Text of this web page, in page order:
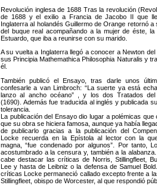
Revolución inglesa de 1688 Tras la revolución
de 1688 y el exilio a Francia de Jacobo II que
Inglaterra al holandés Guillermo de Orange retornó
del buque real acompañando a la mujer de éste, la
Estuardo, que iba a reunirse con su marido.
A su vuelta a Inglaterra llegó a conocer a Newton
sus Principia Mathemathica Philosophia Naturalis y
él.
También publicó el Ensayo, tras darle unos
confesarle a van Limbroch: “La suerte ya está
lanzo al ancho océano” , y los dos Tratados del
(1690). Además fue traducida al inglés y publicada
tolerancia.
La publicación del Ensayo dio lugar a polémicas que
que su obra se hiciera famosa, aunque ya había
de publicarlo gracias a la publicación del
Locke recuerda en la Epístola al lector con la
magna, “fue condenado por algunos”. Por tanto,
acostumbrado a la censura y, también a la
cabe destacar las críticas de Norris, Stillingfleet,
Lee y hasta de Leibniz o la defensa de Samuel
críticas Locke permaneció callado excepto frente a
Stillingfleet, obispo de Worcester, al que respondió